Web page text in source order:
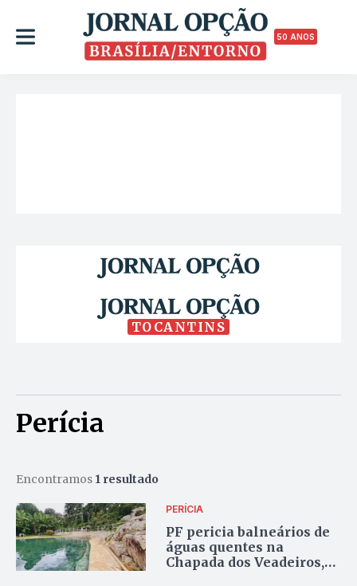
50 ANOS
TOCANTINS
Perícia
Encontramos 1 resultado
PERÍCIA
PF pericia balneários de
águas quentes na
Chapada dos Veadeiros,